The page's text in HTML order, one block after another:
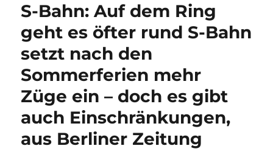
S-Bahn: Auf dem Ring
geht es öfter rund S-Bahn
setzt nach den
Sommerferien mehr
Züge ein – doch es gibt
auch Einschränkungen,
aus Berliner Zeitung